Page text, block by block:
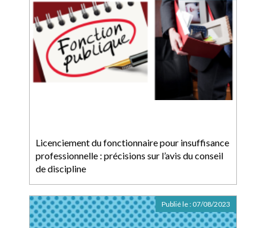
Licenciement du fonctionnaire pour insuffisance
professionnelle : précisions sur l’avis du conseil
de discipline
Publié le : 07/08/2023